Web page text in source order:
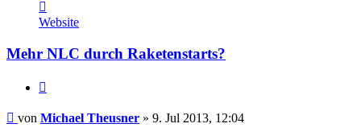
von
Michael
Theusner
Website
Mehr NLC durch Raketenstarts?
Beitrag
von Michael Theusner » 9. Jul 2013, 12:04